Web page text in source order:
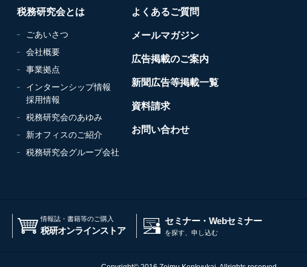
税務研究会とは
ごあいさつ
会社概要
事業拠点
インターンシップ情報
採用情報
税務研究会のあゆみ
新オフィスのご紹介
税務研究会グループ会社
よくあるご質問
メールマガジン
広告掲載のご案内
新聞広告等掲載一覧
資料請求
お問い合わせ
情報誌・書籍等のご購入
税研オンラインストア
セミナー・Webセミナー
を探す、申し込む